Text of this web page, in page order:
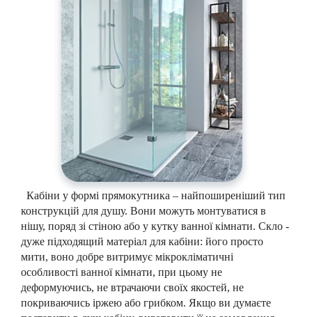
Кабіни у формі прямокутника – найпоширеніший тип
конструкцій для душу. Вони можуть монтуватися в
нішу, поряд зі стіною або у кутку ванної кімнати. Скло -
дуже підходящий матеріал для кабіни: його просто
мити, воно добре витримує мікрокліматичні
особливості ванної кімнати, при цьому не
деформуючись, не втрачаючи своїх якостей, не
покриваючись іржею або грибком. Якщо ви думаєте